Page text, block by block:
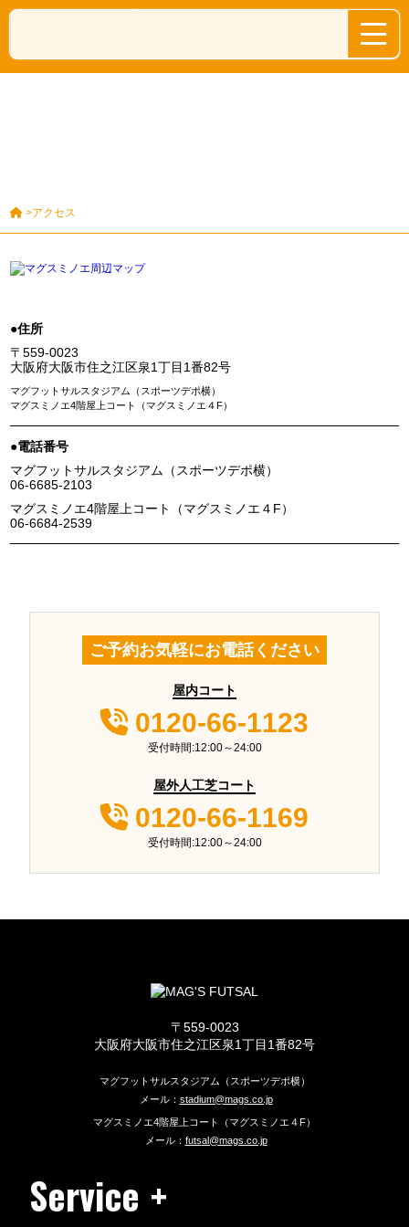
>アクセス
住所
〒559-0023
大阪府大阪市住之江区泉1丁目1番82号
マグフットサルスタジアム（スポーツデポ横）
マグスミノエ4階屋上コート（マグスミノエ４F）
電話番号
マグフットサルスタジアム（スポーツデポ横）
06-6685-2103
マグスミノエ4階屋上コート（マグスミノエ４F）
06-6684-2539
ご予約お気軽にお電話ください
屋内コート
0120-66-1123
受付時間:12:00～24:00
屋外人工芝コート
0120-66-1169
受付時間:12:00～24:00
〒559-0023
大阪府大阪市住之江区泉1丁目1番82号
マグフットサルスタジアム（スポーツデポ横）
メール： stadium@mags.co.jp
マグスミノエ4階屋上コート（マグスミノエ４F）
メール： futsal@mags.co.jp
Service